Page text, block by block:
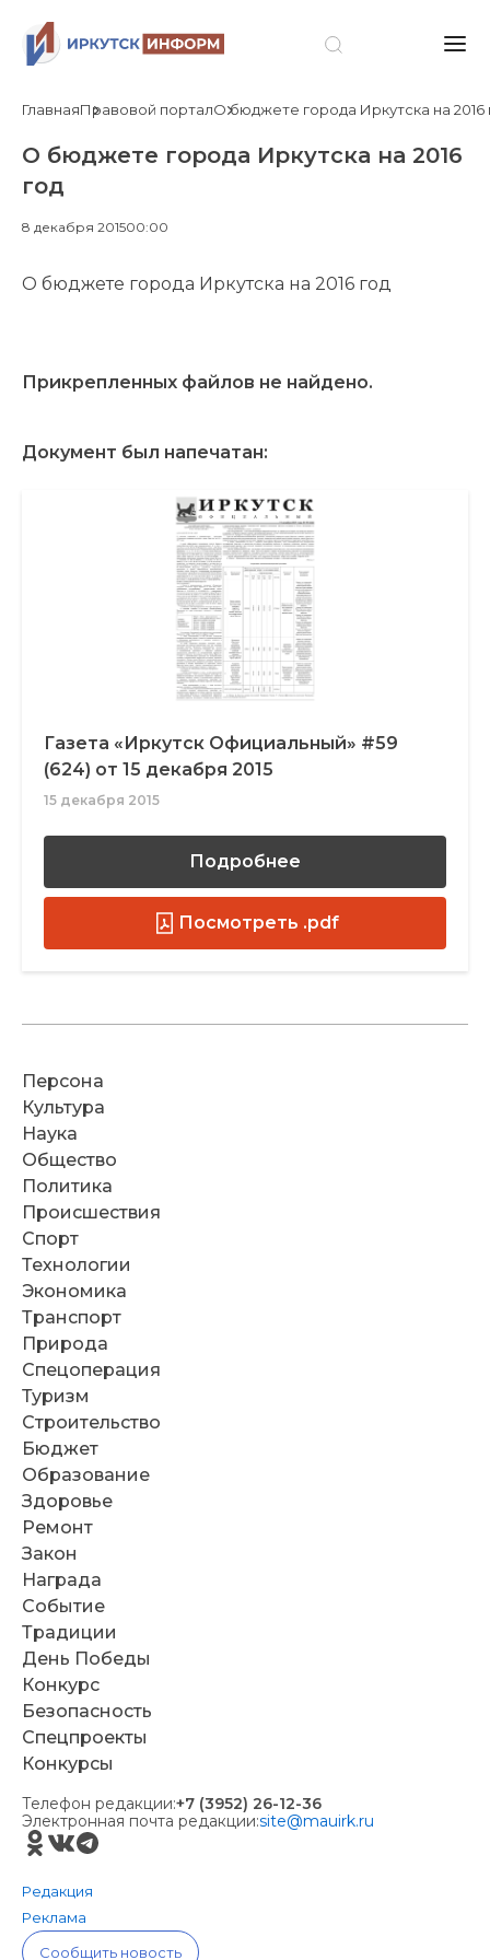
ГлавнаяПравовой порталО бюджете города Иркутска на 2016
О бюджете города Иркутска на 2016
год
8 декабря 201500:00
О бюджете города Иркутска на 2016 год
Прикрепленных файлов не найдено.
Документ был напечатан:
Газета «Иркутск Официальный» #59
(624) от 15 декабря 2015
15 декабря 2015
Подробнее
Посмотреть .pdf
Персона
Культура
Наука
Общество
Политика
Происшествия
Спорт
Технологии
Экономика
Транспорт
Природа
Спецоперация
Туризм
Строительство
Бюджет
Образование
Здоровье
Ремонт
Закон
Награда
Событие
Традиции
День Победы
Конкурс
Безопасность
Спецпроекты
Конкурсы
Телефон редакции:+7 (3952) 26-12-36
Электронная почта редакции:site@mauirk.ru
Редакция
Реклама
Сообщить новость